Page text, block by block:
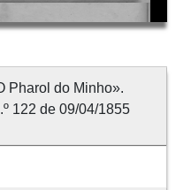
Pharol do Minho».
122 de 09/04/1855